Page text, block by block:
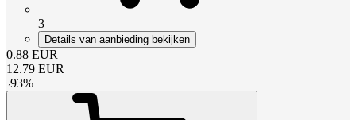
3
Details van aanbieding bekijken
0.88 EUR
12.79 EUR
-93%